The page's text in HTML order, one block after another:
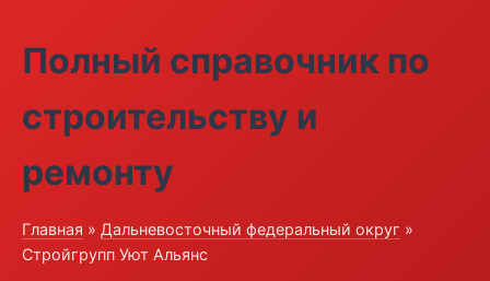
Полный справочник по
строительству и
ремонту
Главная » Дальневосточный федеральный округ »
Стройгрупп Уют Альянс